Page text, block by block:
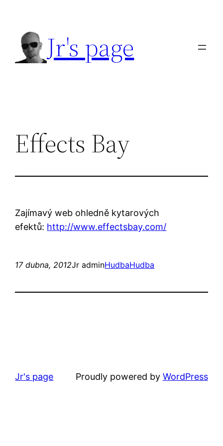
obsah
Jr's page
Effects Bay
Zajímavý web ohledně kytarových
efektů: http://www.effectsbay.com/
17 dubna, 2012Jr adminHudbaHudba
Jr's page Proudly powered by WordPress